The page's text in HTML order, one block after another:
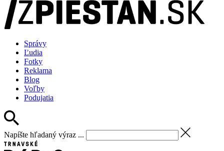
Správy
Ľudia
Fotky
Reklama
Blog
Voľby
Podujatia
Napíšte hľadaný výraz ...